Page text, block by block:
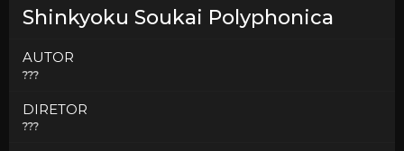
Shinkyoku Soukai Polyphonica
AUTOR
???
DIRETOR
???